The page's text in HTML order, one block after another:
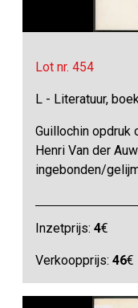
Lot nr. 454
L - Literatuur,
Guillochin opdruk
Henri Van der
ingebonden/
Inzetprijs:4€
Verkoopprijs:46€